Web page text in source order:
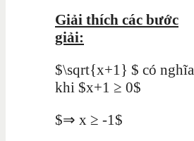
Giải thích các bước
giải:
$\sqrt{x+1} $ có nghĩa
khi $x+1 ≥ 0$
$⇒ x ≥ -1$